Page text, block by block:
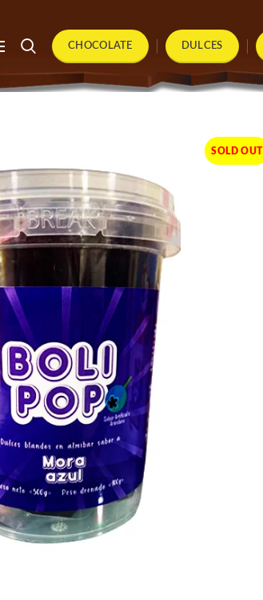
CHOCOLATE DULCES
SOLD OUT